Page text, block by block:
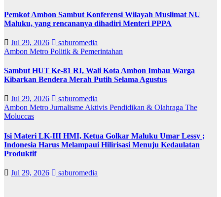
Pemkot Ambon Sambut Konferensi Wilayah Muslimat NU
Maluku, yang rencananya dihadiri Menteri PPPA
Jul 29, 2026
saburomedia
Ambon Metro Politik & Pemerintahan
Sambut HUT Ke-81 RI, Wali Kota Ambon Imbau Warga
Kibarkan Bendera Merah Putih Selama Agustus
Jul 29, 2026
saburomedia
Ambon Metro Jurnalisme Aktivis Pendidikan & Olahraga The
Moluccas
Isi Materi LK-III HMI, Ketua Golkar Maluku Umar Lessy ;
Indonesia Harus Melampaui Hilirisasi Menuju Kedaulatan
Produktif
Jul 29, 2026 saburomedia